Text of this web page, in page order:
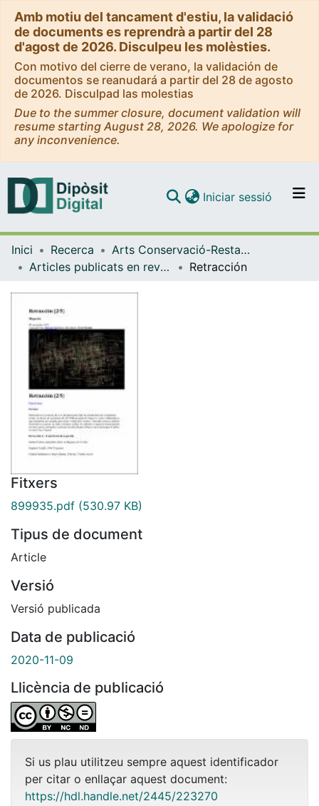
Amb motiu del tancament d'estiu, la validació
de documents es reprendrà a partir del 28
d'agost de 2026. Disculpeu les molèsties.
Con motivo del cierre de verano, la validación de
documentos se reanudará a partir del 28 de agosto
de 2026. Disculpad las molestias
Due to the summer closure, document validation will
resume starting August 28, 2026. We apologize for
any inconvenience.
Navega per tot el DD
Iniciar sessió (current)
Inici Recerca
Arts Conservació-Restauració
Articles publicats en revistes (Arts Conservació-Restauració)
Retracción
Fitxers
899935.pdf (530.97 KB)
Tipus de document
Article
Versió
Versió publicada
Data de publicació
2020-11-09
Llicència de publicació
Si us plau utilitzeu sempre aquest identificador
per citar o enllaçar aquest document:
https://hdl.handle.net/2445/223270